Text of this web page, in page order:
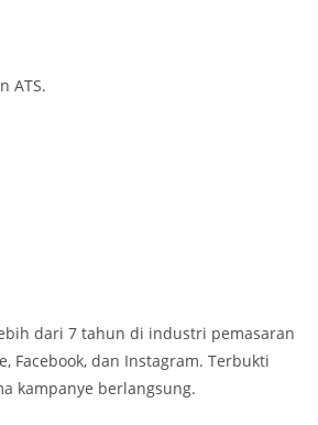
ATS.
dari 7 tahun di industri pemasaran
Facebook, dan Instagram. Terbukti
kampanye berlangsung.